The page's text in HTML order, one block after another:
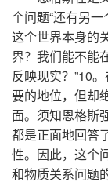
个问题“还有另
这个世界本身的
界？我们能不能
反映现实？”10
要的地位，但却
面。须知恩格斯
都是正面地回答
性。因此，这个
和物质关系问题